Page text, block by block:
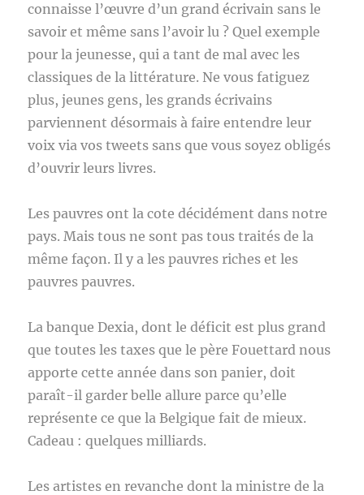
connaisse l’œuvre d’un grand écrivain sans le
savoir et même sans l’avoir lu ? Quel exemple
pour la jeunesse, qui a tant de mal avec les
classiques de la littérature. Ne vous fatiguez
plus, jeunes gens, les grands écrivains
parviennent désormais à faire entendre leur
voix via vos tweets sans que vous soyez obligés
d’ouvrir leurs livres.
Les pauvres ont la cote décidément dans notre
pays. Mais tous ne sont pas tous traités de la
même façon. Il y a les pauvres riches et les
pauvres pauvres.
La banque Dexia, dont le déficit est plus grand
que toutes les taxes que le père Fouettard nous
apporte cette année dans son panier, doit
paraît-il garder belle allure parce qu’elle
représente ce que la Belgique fait de mieux.
Cadeau : quelques milliards.
Les artistes en revanche dont la ministre de la